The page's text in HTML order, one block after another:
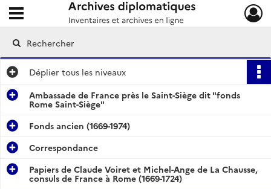
Archives diplomatiques
Ouvrir le menu déroulant
Déplier tous les niveaux
Ambassade de France près le Saint-Siège dit "fonds
Rome Saint-Siège"
Fonds ancien (1669-1974)
Correspondance
Papiers de Claude Voiret et Michel-Ange de La Chausse,
consuls de France à Rome (1669-1724)